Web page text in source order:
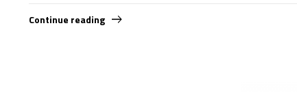
Continue reading